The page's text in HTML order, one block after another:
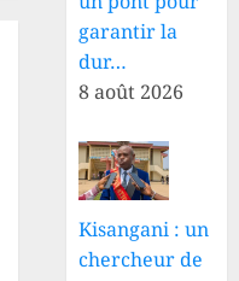
garantir la
dur…
8 août 2026
Kisangani : un
chercheur de